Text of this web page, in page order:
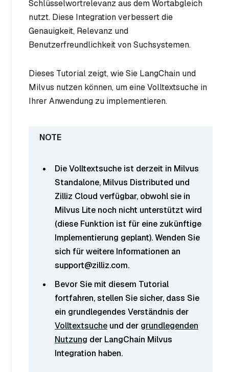
Schlüsselwortrelevanz aus dem Wortabgleich
nutzt. Diese Integration verbessert die
Genauigkeit, Relevanz und
Benutzerfreundlichkeit von Suchsystemen.
Dieses Tutorial zeigt, wie Sie LangChain und
Milvus nutzen können, um eine Volltextsuche in
Ihrer Anwendung zu implementieren.
Die Volltextsuche ist derzeit in Milvus
Standalone, Milvus Distributed und
Zilliz Cloud verfügbar, obwohl sie in
Milvus Lite noch nicht unterstützt wird
(diese Funktion ist für eine zukünftige
Implementierung geplant). Wenden Sie
sich für weitere Informationen an
support@zilliz.com.
Bevor Sie mit diesem Tutorial
fortfahren, stellen Sie sicher, dass Sie
ein grundlegendes Verständnis der
Volltextsuche und der grundlegenden
Nutzung der LangChain Milvus
Integration haben.